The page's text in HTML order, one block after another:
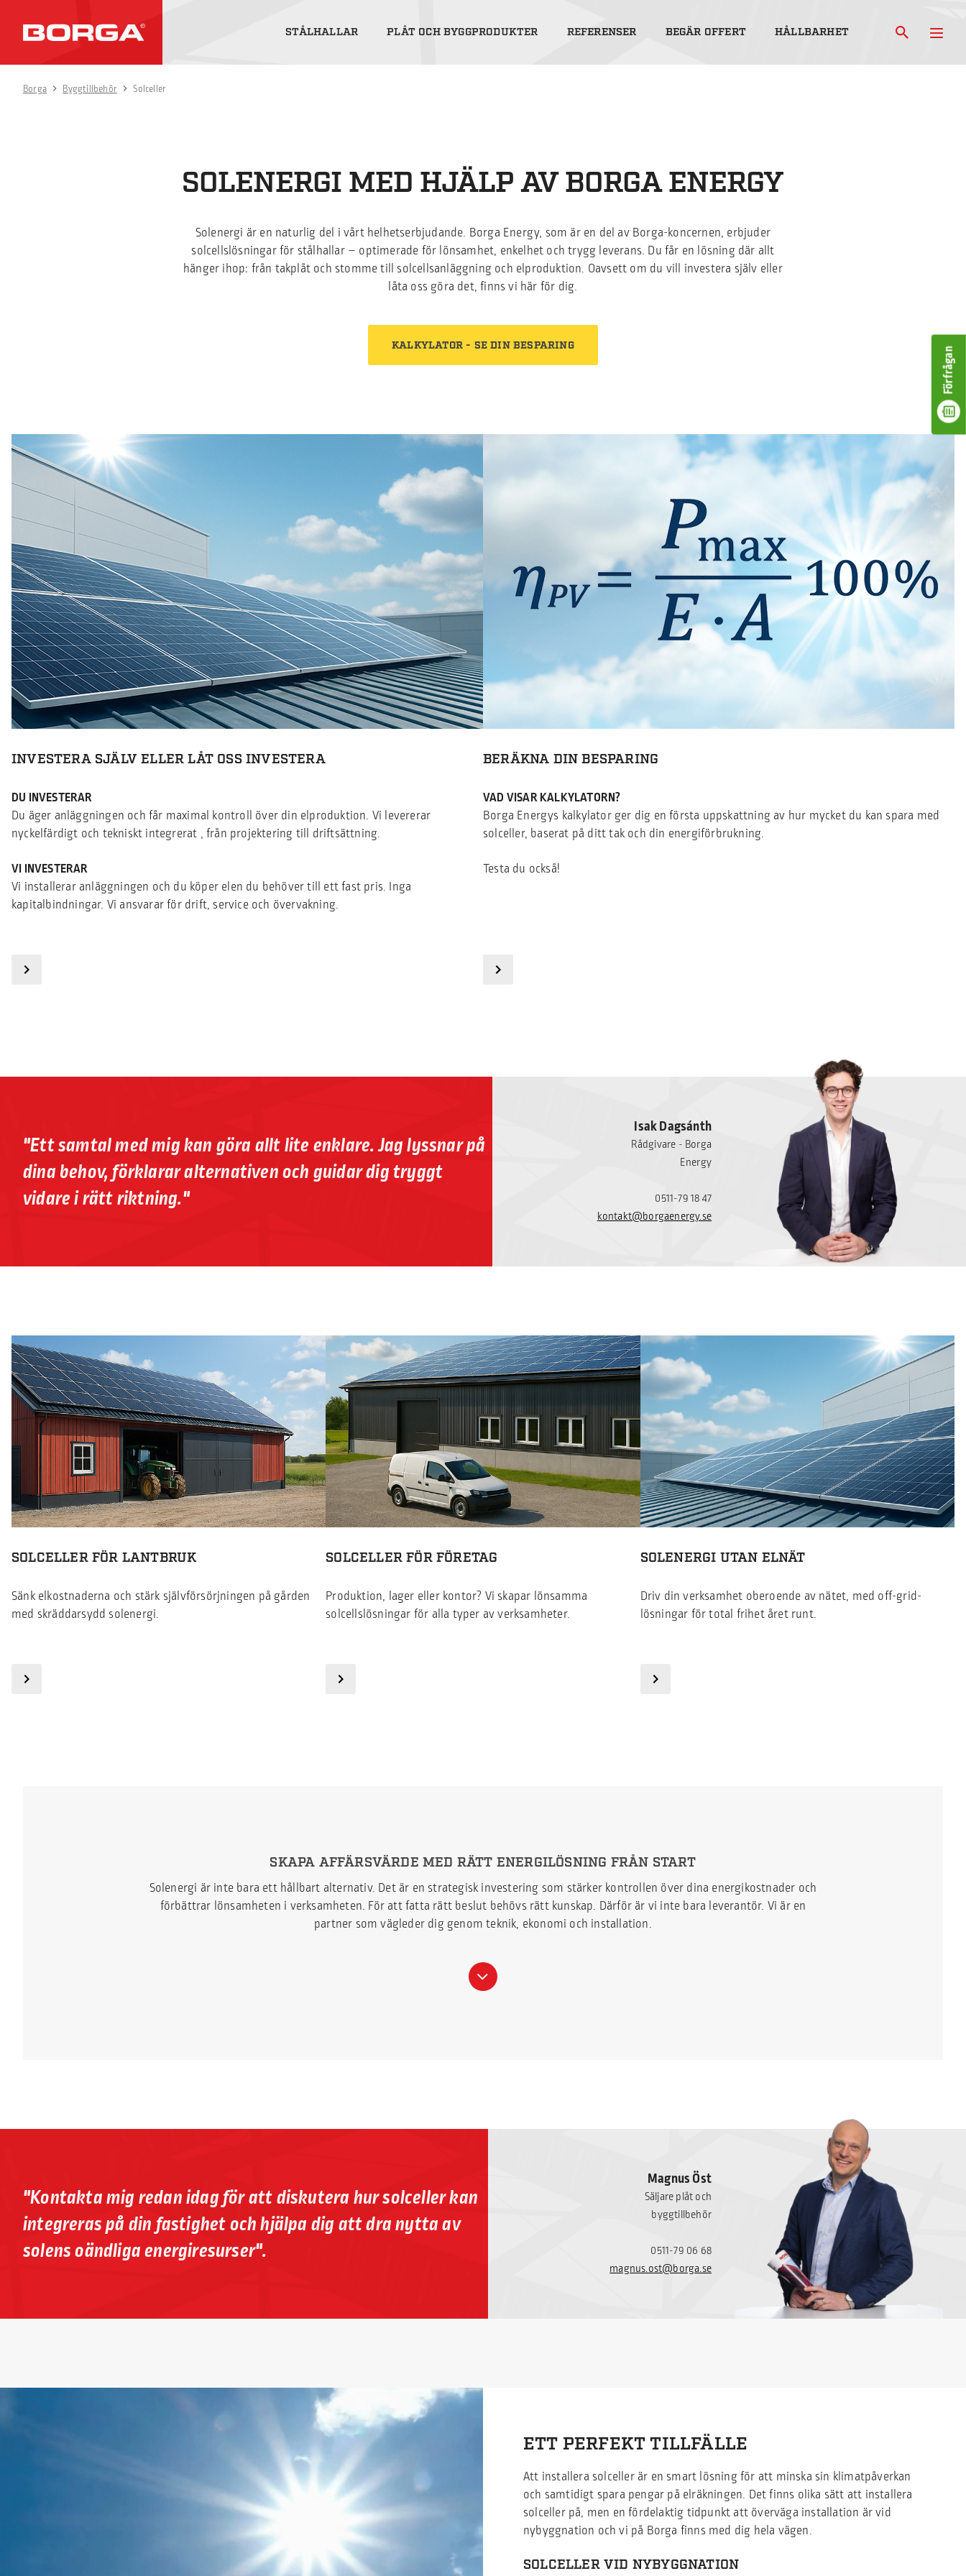
STÅLHALLAR PLÅT OCH BYGGPRODUKTER REFERENSER BEGÄR OFFERT HÅLLBARHET
Förfrågan
Borga Byggtillbehör Solceller
SOLENERGI MED HJÄLP AV BORGA ENERGY
Solenergi är en naturlig del i vårt helhetserbjudande. Borga Energy, som är en del av Borga-koncernen, erbjuder
solcellslösningar för stålhallar – optimerade för lönsamhet, enkelhet och trygg leverans. Du får en lösning där allt
hänger ihop: från takplåt och stomme till solcellsanläggning och elproduktion. Oavsett om du vill investera själv eller
låta oss göra det, finns vi här för dig.
KALKYLATOR - SE DIN BESPARING
INVESTERA SJÄLV ELLER LÅT OSS INVESTERA
DU INVESTERAR
Du äger anläggningen och får maximal kontroll över din elproduktion. Vi levererar
nyckelfärdigt och tekniskt integrerat , från projektering till driftsättning.
VI INVESTERAR
Vi installerar anläggningen och du köper elen du behöver till ett fast pris. Inga
kapitalbindningar. Vi ansvarar för drift, service och övervakning.
BERÄKNA DIN BESPARING
VAD VISAR KALKYLATORN?
Borga Energys kalkylator ger dig en första uppskattning av hur mycket du kan spara med
solceller, baserat på ditt tak och din energiförbrukning.
Testa du också!
Isak Dagsánth
Rådgivare - Borga
Energy
0511-79 18 47
kontakt@borgaenergy.se
"Ett samtal med mig kan göra allt lite enklare. Jag lyssnar på
dina behov, förklarar alternativen och guidar dig tryggt
vidare i rätt riktning."
SOLCELLER FÖR LANTBRUK
Sänk elkostnaderna och stärk självförsörjningen på gården
med skräddarsydd solenergi.
SOLCELLER FÖR FÖRETAG
Produktion, lager eller kontor? Vi skapar lönsamma
solcellslösningar för alla typer av verksamheter.
SOLENERGI UTAN ELNÄT
Driv din verksamhet oberoende av nätet, med off-grid-
lösningar för total frihet året runt.
SKAPA AFFÄRSVÄRDE MED RÄTT ENERGILÖSNING FRÅN START
Solenergi är inte bara ett hållbart alternativ. Det är en strategisk investering som stärker kontrollen över dina energikostnader och
förbättrar lönsamheten i verksamheten. För att fatta rätt beslut behövs rätt kunskap. Därför är vi inte bara leverantör. Vi är en
partner som vägleder dig genom teknik, ekonomi och installation.
Magnus Öst
Säljare plåt och
byggtillbehör
0511-79 06 68
magnus.ost@borga.se
"Kontakta mig redan idag för att diskutera hur solceller kan
integreras på din fastighet och hjälpa dig att dra nytta av
solens oändliga energiresurser".
ETT PERFEKT TILLFÄLLE
Att installera solceller är en smart lösning för att minska sin klimatpåverkan
och samtidigt spara pengar på elräkningen. Det finns olika sätt att installera
solceller på, men en fördelaktig tidpunkt att överväga installation är vid
nybyggnation och vi på Borga finns med dig hela vägen.
SOLCELLER VID NYBYGGNATION